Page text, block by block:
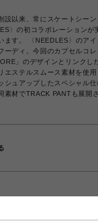
設以来、常にスケートシー
〉の初コラボレーション
ます。 〈NEEDLES〉のア
ーディ。今回のカプセルコ
」のデザインとリンク
エステルスムース素材を使
シュアップしたスペシャル
素材でTRACK PANTも展開